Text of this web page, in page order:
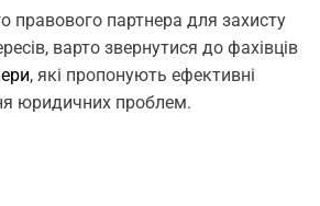
правового партнера для захисту
варто звернутися до фахівців
, які пропонують ефективні
юридичних проблем.